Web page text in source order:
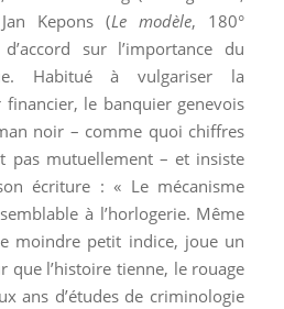
Kepons (Le modèle, 180°
sur l’importance du
Habitué à vulgariser la
le banquier genevois
noir – comme quoi chiffres
pas mutuellement – et insiste
écriture : « Le mécanisme
à l’horlogerie. Même
moindre petit indice, joue un
que l’histoire tienne, le rouage
ans d’études de criminologie